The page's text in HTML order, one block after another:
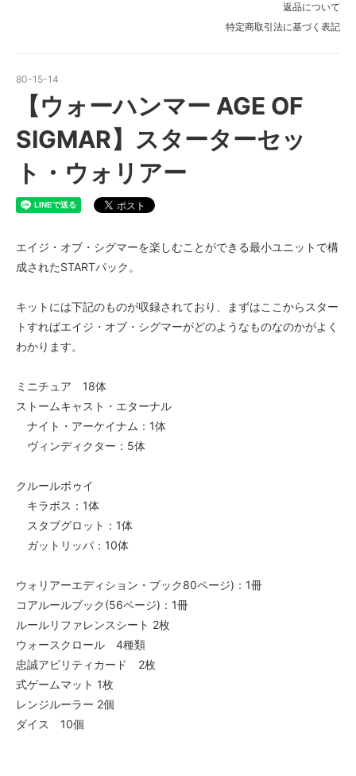
返品について
特定商取引法に基づく表記
80-15-14
【ウォーハンマー AGE OF
SIGMAR】スターターセッ
ト・ウォリアー
エイジ・オブ・シグマーを楽しむことができる最小ユニットで構
成されたSTARTパック。
キットには下記のものが収録されており、まずはここからスター
トすればエイジ・オブ・シグマーがどのようなものなのかがよく
わかります。
ミニチュア 18体
ストームキャスト・エターナル
ナイト・アーケイナム：1体
ヴィンディクター：5体
クルールボゥイ
キラボス：1体
スタブグロット：1体
ガットリッパ：10体
ウォリアーエディション・ブック80ページ)：1冊
コアルールブック(56ページ)：1冊
ルールリファレンスシート 2枚
ウォースクロール 4種類
忠誠アビリティカード 2枚
式ゲームマット 1枚
レンジルーラー 2個
ダイス 10個